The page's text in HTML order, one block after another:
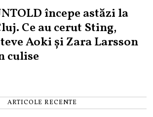
începe astăzi la
Ce au cerut Sting,
Aoki și Zara Larsson
culise
ARTICOLE RECENTE